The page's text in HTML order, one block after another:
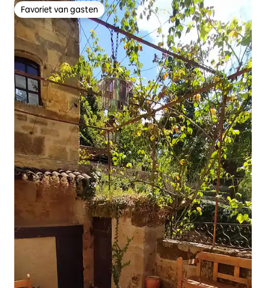
Favoriet van gasten
Favoriet van gasten